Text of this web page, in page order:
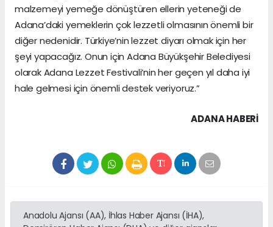
malzemeyi yemeğe dönüştüren ellerin yeteneği de
Adana’daki yemeklerin çok lezzetli olmasının önemli bir
diğer nedenidir. Türkiye’nin lezzet diyarı olmak için her
şeyi yapacağız. Onun için Adana Büyükşehir Belediyesi
olarak Adana Lezzet Festivali’nin her geçen yıl daha iyi
hale gelmesi için önemli destek veriyoruz.”
ADANA HABERİ
Anadolu Ajansı (AA), İhlas Haber Ajansı (İHA),